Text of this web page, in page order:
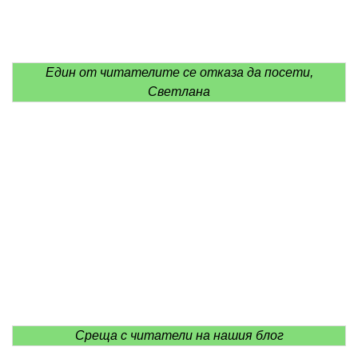
Един от читателите се отказа да посети,
Светлана
Среща с читатели на нашия блог